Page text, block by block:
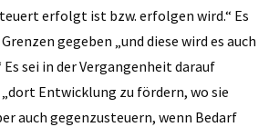
erfolgt ist bzw. erfolgen wird.“ Es
gegeben „und diese wird es auch
Es sei in der Vergangenheit darauf
Entwicklung zu fördern, wo sie
auch gegenzusteuern, wenn Bedarf